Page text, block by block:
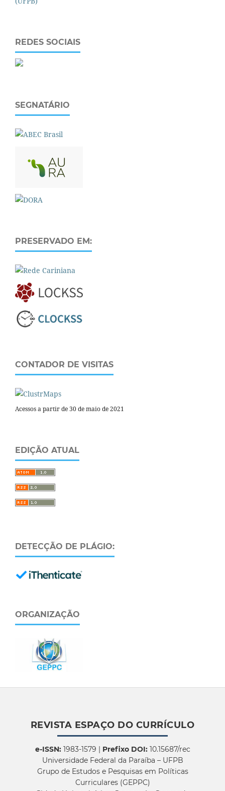
REDES SOCIAIS
SEGNATÁRIO
PRESERVADO EM:
CONTADOR DE VISITAS
Acessos a partir de 30 de maio de 2021
EDIÇÃO ATUAL
DETECÇÃO DE PLÁGIO:
ORGANIZAÇÃO
REVISTA ESPAÇO DO CURRÍCULO
e-ISSN:1983-1579 | Prefixo DOI:10.15687/rec
Universidade Federal da Paraíba – UFPB
Grupo de Estudos e Pesquisas em Políticas
Curriculares (GEPPC)